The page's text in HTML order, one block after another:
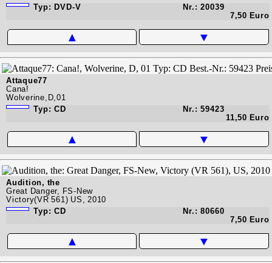
Typ: DVD-V
Nr.: 20039
7,50 Euro
▲ ▼
Attaque77
Cana!
Wolverine,D,01
Typ: CD
Nr.: 59423
11,50 Euro
▲ ▼
Audition, the
Great Danger, FS-New
Victory(VR 561) US, 2010
Typ: CD
Nr.: 80660
7,50 Euro
▲ ▼